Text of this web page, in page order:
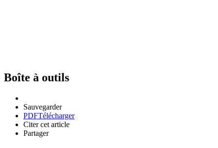
Boîte à outils
Sauvegarder
PDFTélécharger
Citer cet article
Partager